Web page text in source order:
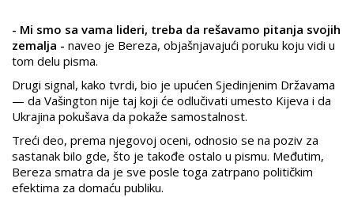
- Mi smo sa vama lideri, treba da rešavamo pitanja svojih
zemalja - naveo je Bereza, objašnjavajući poruku koju vidi u
tom delu pisma.
Drugi signal, kako tvrdi, bio je upućen Sjedinjenim Državama
— da Vašington nije taj koji će odlučivati umesto Kijeva i da
Ukrajina pokušava da pokaže samostalnost.
Treći deo, prema njegovoj oceni, odnosio se na poziv za
sastanak bilo gde, što je takođe ostalo u pismu. Međutim,
Bereza smatra da je sve posle toga zatrpano političkim
efektima za domaću publiku.